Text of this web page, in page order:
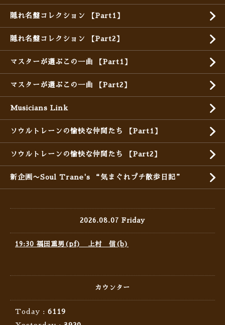
隠れ名盤コレクション 【Part1】
隠れ名盤コレクション 【Part2】
マスターが選ぶこの一曲 【Part1】
マスターが選ぶこの一曲 【Part2】
Musicians Link
ソウルトレーンの愉快な仲間たち 【Part1】
ソウルトレーンの愉快な仲間たち 【Part2】
新企画〜Soul Trane's “気まぐれプチ散歩日記”
2026.08.07 Friday
19:30 福田重男(pf) 上村 信(b)
カウンター
Today : 6119